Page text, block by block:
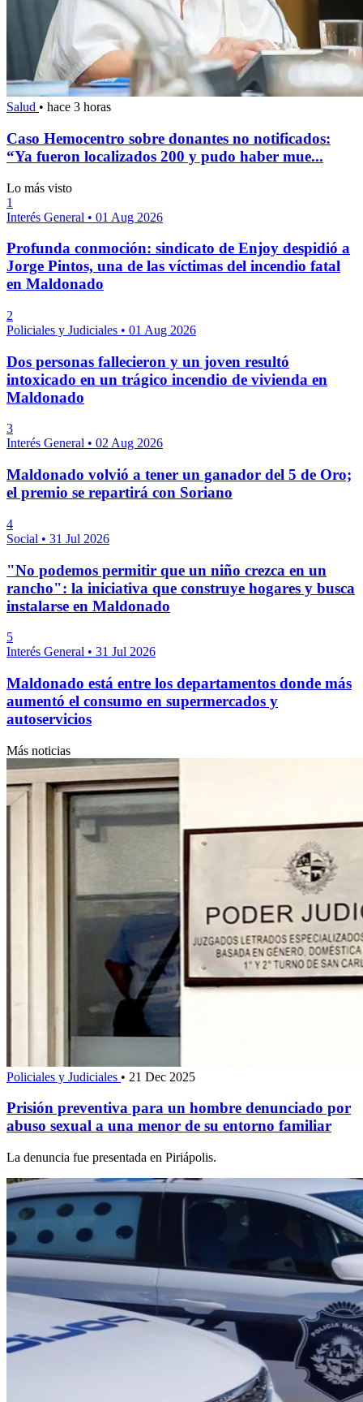
Salud • hace 3 horas
Caso Hemocentro sobre donantes no notificados:
“Ya fueron localizados 200 y pudo haber mue...
Lo más visto
1
Interés General • 01 Aug 2026
Profunda conmoción: sindicato de Enjoy despidió a
Jorge Pintos, una de las víctimas del incendio fatal
en Maldonado
2
Policiales y Judiciales • 01 Aug 2026
Dos personas fallecieron y un joven resultó
intoxicado en un trágico incendio de vivienda en
Maldonado
3
Interés General • 02 Aug 2026
Maldonado volvió a tener un ganador del 5 de Oro;
el premio se repartirá con Soriano
4
Social • 31 Jul 2026
"No podemos permitir que un niño crezca en un
rancho": la iniciativa que construye hogares y busca
instalarse en Maldonado
5
Interés General • 31 Jul 2026
Maldonado está entre los departamentos donde más
aumentó el consumo en supermercados y
autoservicios
Más noticias
Policiales y Judiciales • 21 Dec 2025
Prisión preventiva para un hombre denunciado por
abuso sexual a una menor de su entorno familiar
La denuncia fue presentada en Piriápolis.